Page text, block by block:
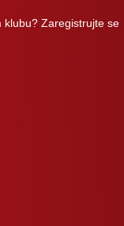
klubu? Zaregistrujte se